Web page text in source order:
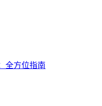
全方位指南